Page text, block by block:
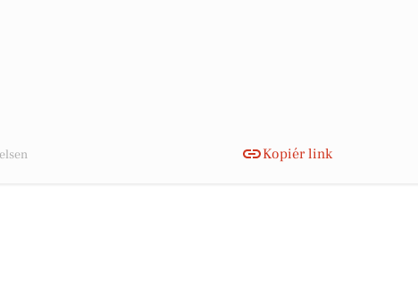
Kopiér link